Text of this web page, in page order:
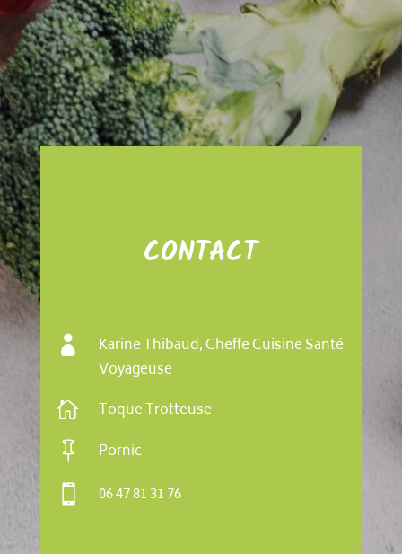
CONTACT

Karine Thibaud, Cheffe Cuisine Santé
Voyageuse
 Toque Trotteuse
 Pornic
 06 47 81 31 76